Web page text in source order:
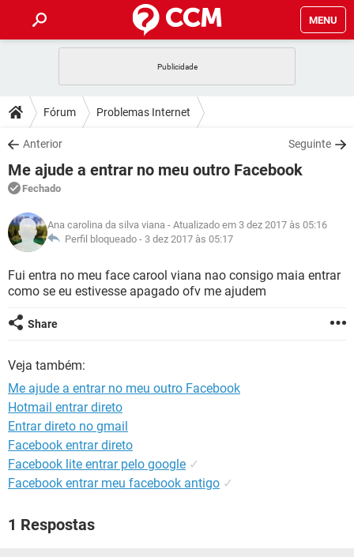
MENU
CELULAR FACEBOOK
OUTLOOK
INSTAGRAM GMAIL
GUIA DE COMPRAS
DICAS
JOGOS WHATSAPP
OUTLOOK
INSTAGRAM
GUIA DE COMPRAS
DOWNLOADS
JOGOS WHATSAPP
CELULAR
OUTLOOK EXCEL
INSTAGRAM
GUIA DE COMPRAS
FÓRUM
JOGOS
CELULAR FACEBOOK
INSTAGRAM GMAIL
GUIA DE COMPRAS
GLOSSÁRIO
JOGOS
CELULAR FACEBOOK
INSTAGRAM
GUIA DE COMPRAS
Fórum Problemas Internet
Anterior Seguinte
Me ajude a entrar no meu outro Facebook
Fechado
Ana carolina da silva viana - Atualizado em 3 dez 2017 às 05:16
Perfil bloqueado - 3 dez 2017 às 05:17
Fui entra no meu face carool viana nao consigo maia entrar
como se eu estivesse apagado ofv me ajudem
Share
Veja também:
Me ajude a entrar no meu outro Facebook
Hotmail entrar direto
Entrar direto no gmail
Facebook entrar direto
Facebook lite entrar pelo google ✓
Facebook entrar meu facebook antigo ✓
1 Respostas